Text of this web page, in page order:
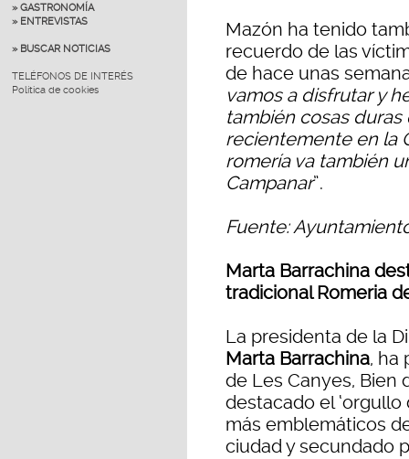
» GASTRONOMÍA
» ENTREVISTAS
» BUSCAR NOTICIAS
TELÉFONOS DE INTERÉS
Política de cookies
Mazón ha tenido
recuerdo de las
de hace unas
vamos a disfrutar y
también cosas
recientemente en la
romería va también
Campanar”.
Fuente:
Marta Barrachina
tradicional Romeria
La presidenta de la
Marta Barrachina, ha
de Les Canyes, Bien
destacado el
más emblemáticos
ciudad y secundado